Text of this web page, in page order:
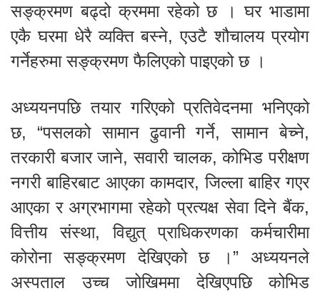
सङ्क्रमण बढ्दो क्रममा रहेको छ । घर भाडामा
एकै घरमा धेरै व्यक्ति बस्ने, एउटै शौचालय प्रयोग
गर्नेहरुमा सङ्क्रमण फैलिएको पाइएको छ ।
अध्ययनपछि तयार गरिएको प्रतिवेदनमा भनिएको
छ, “पसलको सामान ढुवानी गर्ने, सामान बेच्ने,
तरकारी बजार जाने, सवारी चालक, कोभिड परीक्षण
नगरी बाहिरबाट आएका कामदार, जिल्ला बाहिर गएर
आएका र अग्रभागमा रहेको प्रत्यक्ष सेवा दिने बैंक,
वित्तीय संस्था, विद्युत् प्राधिकरणका कर्मचारीमा
कोरोना सङ्क्रमण देखिएको छ ।” अध्ययनले
अस्पताल उच्च जोखिममा देखिएपछि कोभिड